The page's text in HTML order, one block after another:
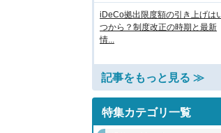
iDeCo拠出限度額の引き上げは
つから？制度改正の時期と最新
情...
記事をもっと見る ≫
特集カテゴリ一覧